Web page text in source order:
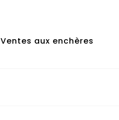
Ventes aux enchères